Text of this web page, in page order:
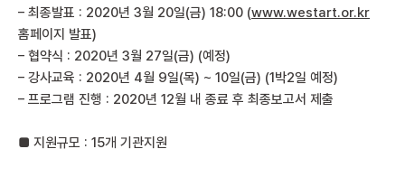
– 최종발표 : 2020년 3월 20일(금) 18:00 (www.westart.or.kr
홈페이지 발표)
– 협약식 : 2020년 3월 27일(금) (예정)
– 강사교육 : 2020년 4월 9일(목) ~ 10일(금) (1박2일 예정)
– 프로그램 진행 : 2020년 12월 내 종료 후 최종보고서 제출
■ 지원규모 : 15개 기관지원